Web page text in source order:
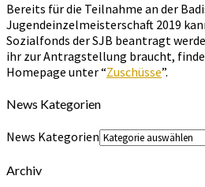
Bereits für die Teilnahme an der
Jugendeinzelmeisterschaft 2019
Sozialfonds der SJB beantragt
ihr zur Antragstellung braucht,
Homepage unter “Zuschüsse”.
News Kategorien
News Kategorien
Archiv